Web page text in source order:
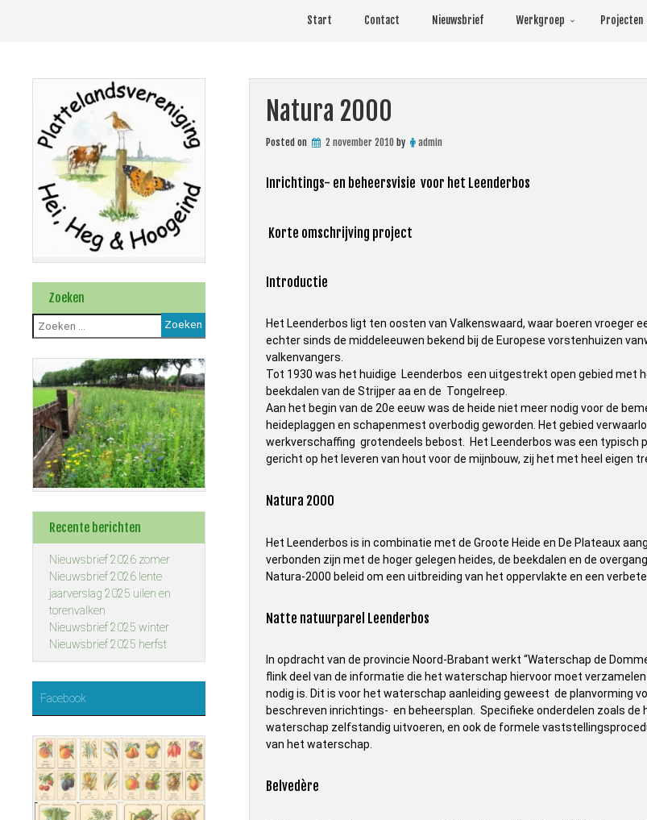
Start Contact Nieuwsbrief Werkgroep Projecten
Natura 2000
Posted on 2 november 2010 by admin
Inrichtings- en beheersvisie voor het Leenderbos
Korte omschrijving project
Introductie
Het Leenderbos ligt ten oosten van Valkenswaard, waar boeren vroeger
echter sinds de middeleeuwen bekend bij de Europese vorstenhuizen
valkenvangers.
Tot 1930 was het huidige Leenderbos een uitgestrekt open gebied met
beekdalen van de Strijper aa en de Tongelreep.
Aan het begin van de 20e eeuw was de heide niet meer nodig voor de
heideplaggen en schapenmest overbodig geworden. Het gebied
werkverschaffing grotendeels bebost. Het Leenderbos was een typisch
gericht op het leveren van hout voor de mijnbouw, zij het met heel eigen
Natura 2000
Het Leenderbos is in combinatie met de Groote Heide en De Plateaux
verbonden zijn met de hoger gelegen heides, de beekdalen en de
Natura-2000 beleid om een uitbreiding van het oppervlakte en een
Natte natuurparel Leenderbos
In opdracht van de provincie Noord-Brabant werkt “Waterschap de
flink deel van de informatie die het waterschap hiervoor moet
nodig is. Dit is voor het waterschap aanleiding geweest de planvorming
beschreven inrichtings- en beheersplan. Specifieke onderdelen zoals
waterschap zelfstandig uitvoeren, en ook de formele
van het waterschap.
Belvedère
Zoeken
Zoeken
naar:
Recente berichten
Nieuwsbrief 2026 zomer
Nieuwsbrief 2026 lente
jaarverslag 2025 uilen en
torenvalken
Nieuwsbrief 2025 winter
Nieuwsbrief 2025 herfst
Facebook